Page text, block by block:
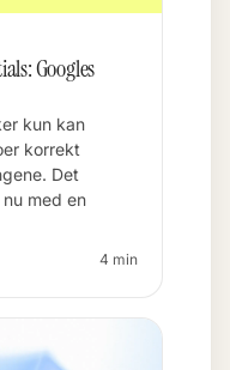
Googles
kun kan
korrekt
Det
med en
4 min